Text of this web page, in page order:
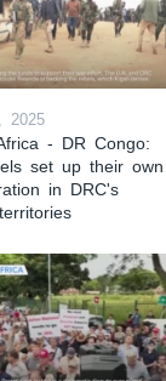
- DR Congo:
set up their own
in DRC's